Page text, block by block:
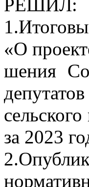
РЕШИЛ:
«О
шения
за 2023